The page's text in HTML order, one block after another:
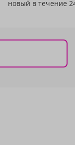
новый в течение